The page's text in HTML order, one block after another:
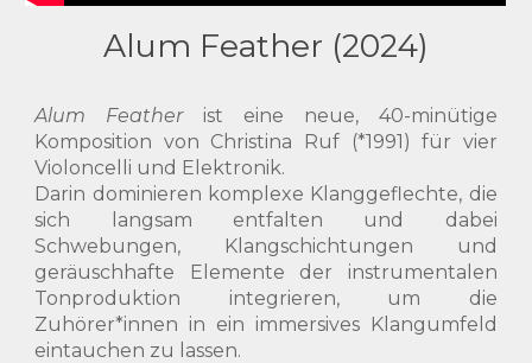
Alum Feather (2024)
Alum Featherist eine neue, 40-minütige
Komposition von Christina Ruf (*1991) für vier
Violoncelli und Elektronik.
Darin dominieren komplexe Klanggeflechte, die
sich langsam entfalten und dabei
Schwebungen, Klangschichtungen und
geräuschhafte Elemente der instrumentalen
Tonproduktion integrieren, um die
Zuhörer*innen in ein immersives Klangumfeld
eintauchen zu lassen.